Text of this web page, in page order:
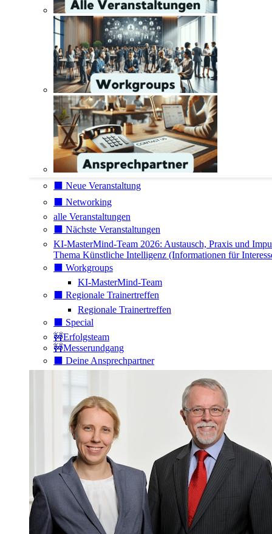
⬛️ Neue Veranstaltung
⬛️ Networking
alle Veranstaltungen
⬛️ Nächste Veranstaltungen
KI-MasterMind-Team 2026: Austausch, Praxis und
Thema Künstliche Intelligenz (Informationen für
⬛️ Workgroups
KI-MasterMind-Team
⬛️ Regionale Trainertreffen
Regionale Trainertreffen
⬛️ Special
🚧Erfolgsteam
🚧Messerundgang
⬛️ Deine Ansprechpartner